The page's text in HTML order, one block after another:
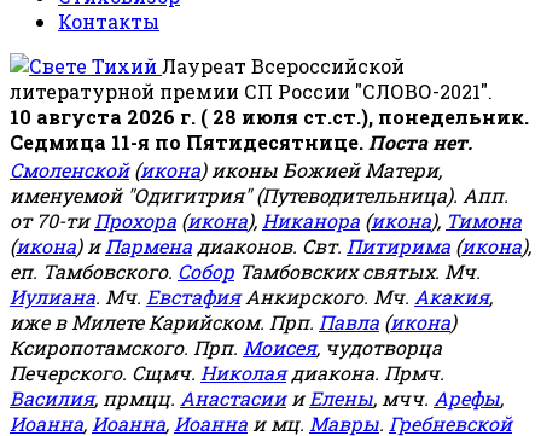
Контакты
Лауреат Всероссийской
литературной премии СП России "СЛОВО-2021".
10 августа 2026 г. ( 28 июля ст.ст.), понедельник.
Седмица 11-я по Пятидесятнице. Поста нет.
Смоленской(икона) иконы Божией Матери,
именуемой "Одигитрия" (Путеводительница). Апп.
от 70-тиПрохора (икона), Никанора (икона), Тимона
(икона) иПармена диаконов. Свт. Питирима (икона),
еп. Тамбовского. Собор Тамбовских святых. Мч.
Иулиана. Мч. ЕвстафияАнкирского. Мч. Акакия,
иже в Милете Карийском. Прп. Павла (икона)
Ксиропотамского. Прп. Моисея, чудотворца
Печерского. Сщмч. Николаядиакона. Прмч.
Василия, прмцц. АнастасиииЕлены, мчч. Арефы,
Иоанна, Иоанна, Иоанна и мц. Мавры. Гребневской